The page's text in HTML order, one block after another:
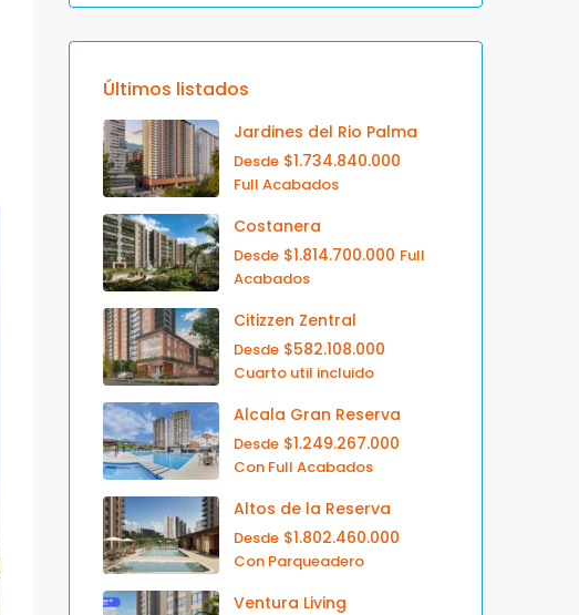
Últimos listados
Jardines del Rio Palma
Desde $1.734.840.000
Full Acabados
Costanera
Desde $1.814.700.000 Full
Acabados
Citizzen Zentral
Desde $582.108.000
Cuarto util incluido
Alcala Gran Reserva
Desde $1.249.267.000
Con Full Acabados
Altos de la Reserva
Desde $1.802.460.000
Con Parqueadero
Ventura Living